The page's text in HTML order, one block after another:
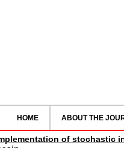
HOME ABOUT THE
of stochastic